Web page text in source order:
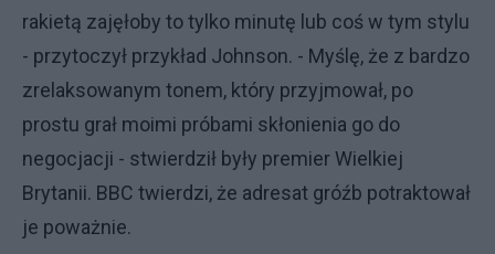
rakietą zajęłoby to tylko minutę lub coś w tym stylu
- przytoczył przykład Johnson. - Myślę, że z bardzo
zrelaksowanym tonem, który przyjmował, po
prostu grał moimi próbami skłonienia go do
negocjacji - stwierdził były premier Wielkiej
Brytanii. BBC twierdzi, że adresat gróźb potraktował
je poważnie.